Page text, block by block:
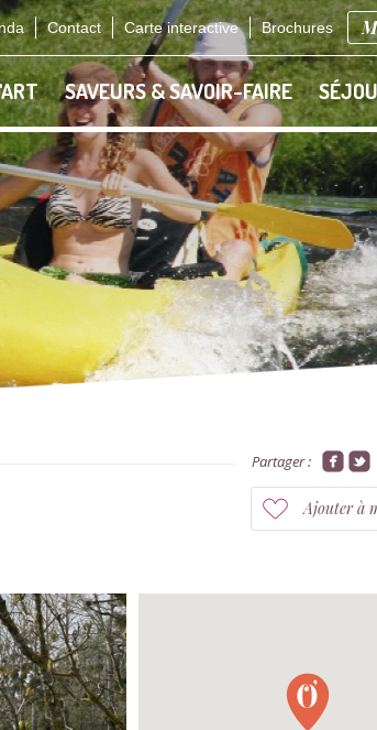
Contact Carte interactive Brochures
SAVEURS & SAVOIR-FAIRE
Partager :
Ajouter à